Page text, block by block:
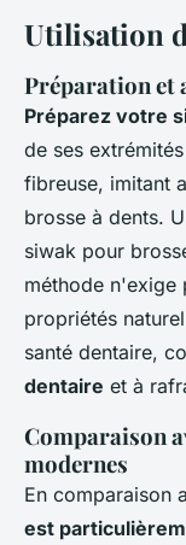
Utilisation
Préparation et
Préparez votre
de ses
fibreuse, imitant
brosse à dents.
siwak pour
méthode
propriétés
santé dentaire,
dentaire et à
Comparaison
modernes
En comparaison
est